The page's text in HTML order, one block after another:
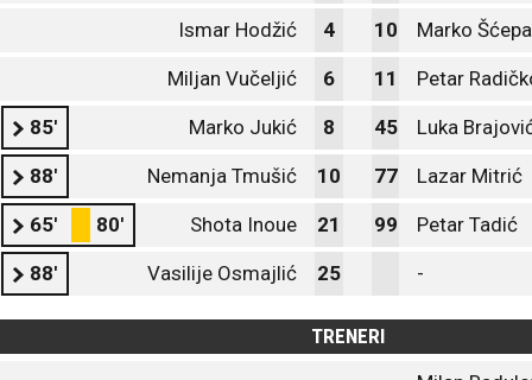
Ismar Hodžić 4 10 Marko
Miljan Vučeljić 6 11 Petar
85' Marko Jukić 8 45 Luka
88' Nemanja Tmušić 10 77 Lazar Mitrić
65' 80' Shota Inoue 21 99 Petar Tadić
88' Vasilije Osmajlić 25 -
TRENERI